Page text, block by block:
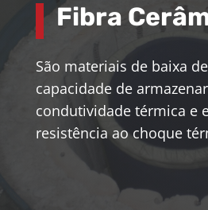
Fibra
São materiais de baixa
capacidade de
condutividade térmica e
resistência ao choque